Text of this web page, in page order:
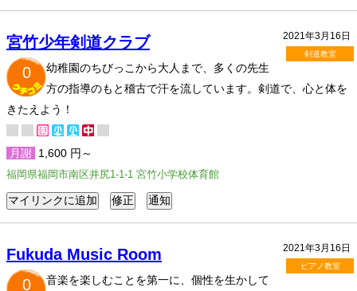
2021年3月16日
剣道教室
宮竹少年剣道クラブ
0
幼稚園のちびっこから大人まで、多くの先生
方の指導のもと稽古で汗を流しています。剣道で、心と体を
きたえよう！
月謝 1,600 円～
福岡県福岡市南区井尻1-1-1 宮竹小学校体育館
2021年3月16日
ピアノ教室
Fukuda Music Room
0
音楽を楽しむことを第一に、個性を生かして